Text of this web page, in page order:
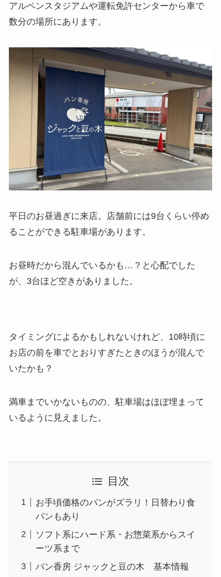
アルペンスタジアムや運転免許センターから車で
数分の場所にあります。
平日のお昼過ぎに来店。店舗前には9台くらい停め
ることができる駐車場があります。
お昼時だから混んでいるかも…？と心配でした
が、3台ほど空きがありました。
タイミングによるかもしれないけれど、10時頃に
お店の前を車でとおりすぎたときのほうが混んで
いたかも？
満車までいかないものの、駐車場はほぼ埋まって
いるように見えました。
目次
お手頃価格のパンがズラリ！日替わり食
パンもあり
ソフト系にハード系・お惣菜系からスイ
ーツ系まで
パン香房 ジャックと豆の木 基本情報